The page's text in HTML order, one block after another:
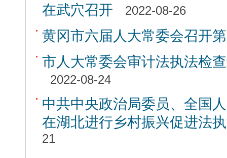
在武穴召开
2022-08-26
黄冈市六届人大常委会召开
市人大常委会审计法执法检
2022-08-24
中共中央政治局委员、全国
在湖北进行乡村振兴促进法
21